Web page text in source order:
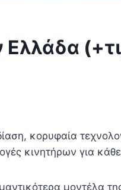
κορυφαία
κινητήρων για
μοντέλα